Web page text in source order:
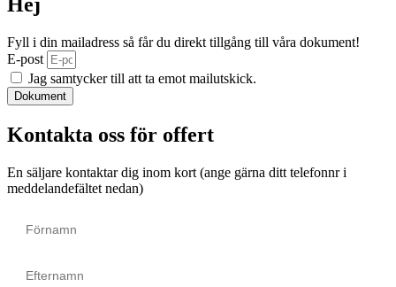
Hej
Fyll i din mailadress så får du direkt tillgång till våra dokument!
E-post
Jag samtycker till att ta emot mailutskick.
Dokument
Kontakta oss för offert
En säljare kontaktar dig inom kort (ange gärna ditt telefonnr i
meddelandefältet nedan)